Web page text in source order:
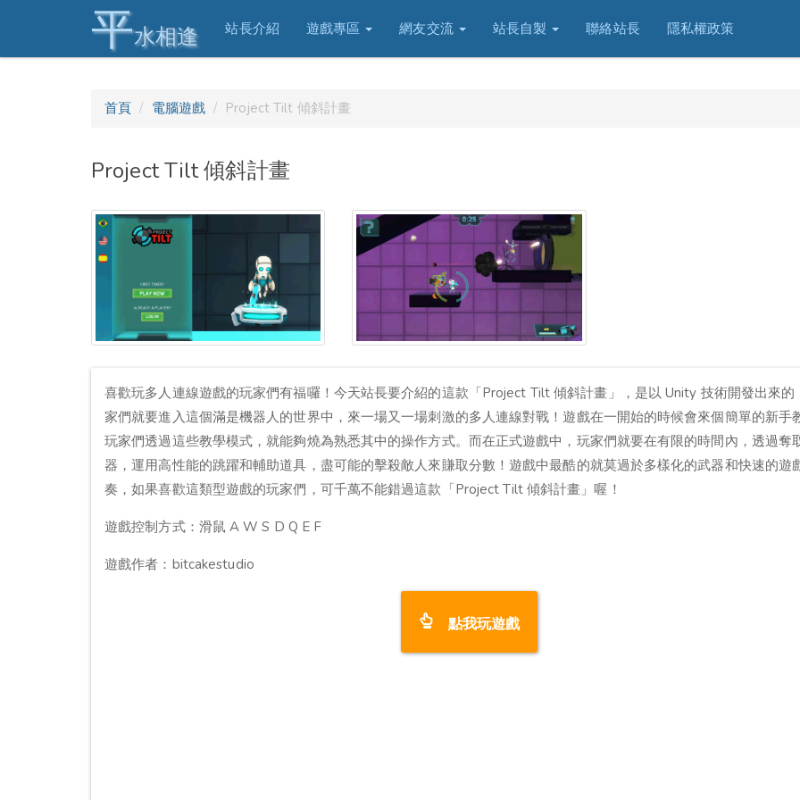
平水相逢 站長介紹 遊戲專區 網友交流 站長自製 聯絡站長 隱私權政策
首頁 電腦遊戲 Project Tilt 傾斜計畫
Project Tilt 傾斜計畫
喜歡玩多人連線遊戲的玩家們有福囉！今天站長要介紹的這款「Project Tilt 傾斜計畫」，是以 Unity 技術開發出來的
家們就要進入這個滿是機器人的世界中，來一場又一場刺激的多人連線對戰！遊戲在一開始的時候會來個簡單的新手
玩家們透過這些教學模式，就能夠燒為熟悉其中的操作方式。而在正式遊戲中，玩家們就要在有限的時間內，透過奪
器，運用高性能的跳躍和輔助道具，盡可能的擊殺敵人來賺取分數！遊戲中最酷的就莫過於多樣化的武器和快速的遊
奏，如果喜歡這類型遊戲的玩家們，可千萬不能錯過這款「Project Tilt 傾斜計畫」喔！
遊戲控制方式：滑鼠 A W S D Q E F
遊戲作者：bitcakestudio
點我玩遊戲